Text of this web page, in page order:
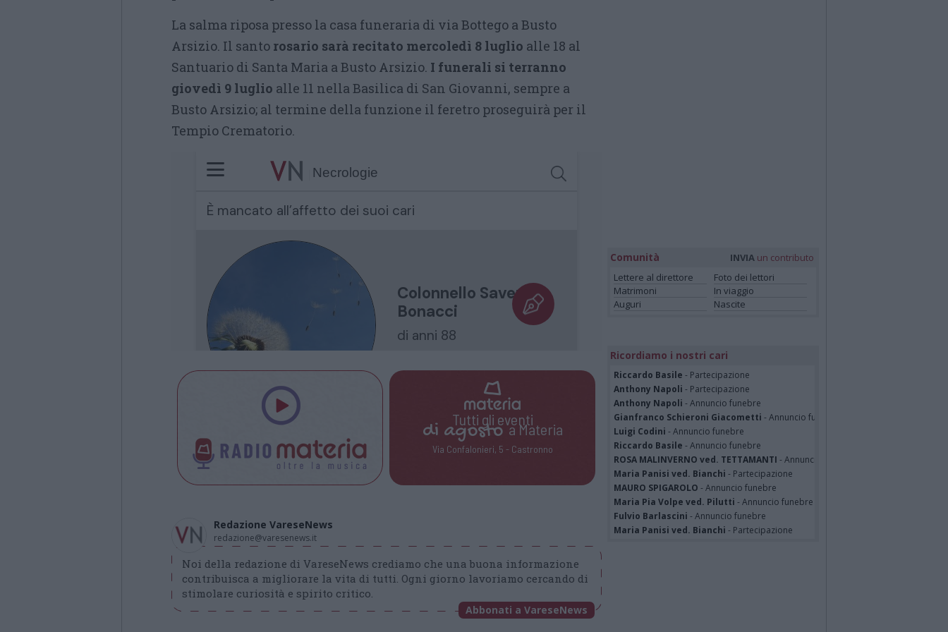
La salma riposa presso la casa funeraria di via Bottego a Busto
Arsizio. Il santo rosario sarà recitato mercoledì 8 luglio alle 18 al
Santuario di Santa Maria a Busto Arsizio. I funerali si terranno
giovedì 9 luglio alle 11 nella Basilica di San Giovanni, sempre a
Busto Arsizio; al termine della funzione il feretro proseguirà per il
Tempio Crematorio.
Tutti gli eventi
di agostoa Materia
Via Confalonieri, 5 - Castronno
Redazione VareseNews
redazione@varesenews.it
Noi della redazione di VareseNews crediamo che una buona informazione
contribuisca a migliorare la vita di tutti. Ogni giorno lavoriamo cercando di
stimolare curiosità e spirito critico.
Abbonati a VareseNews
Comunità INVIA un contributo
Lettere al direttore
Foto dei lettori
Matrimoni
In viaggio
Auguri
Nascite
Ricordiamo i nostri cari
Riccardo Basile - Partecipazione
Anthony Napoli - Partecipazione
Anthony Napoli - Annuncio funebre
Gianfranco Schieroni Giacometti - Annuncio funebre
Luigi Codini - Annuncio funebre
Riccardo Basile - Annuncio funebre
ROSA MALINVERNO ved. TETTAMANTI - Annuncio funebre
Maria Panisi ved. Bianchi - Partecipazione
MAURO SPIGAROLO - Annuncio funebre
Maria Pia Volpe ved. Pilutti - Annuncio funebre
Fulvio Barlascini - Annuncio funebre
Maria Panisi ved. Bianchi - Partecipazione